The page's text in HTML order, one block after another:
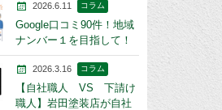
2026.6.11 コラム
Google口コミ90件！地域
ナンバー１を目指して！
2026.3.16 コラム
【自社職人 VS 下請け
職人】岩田塗装店が自社